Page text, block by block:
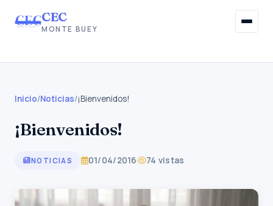
CEC
MONTE BUEY
Institucional
Afiliaciones
Beneficios Sociales
Información Gremial
Inicio/Noticias/¡Bienvenidos!
¡Bienvenidos!
NOTICIAS 01/04/2016 74 vistas